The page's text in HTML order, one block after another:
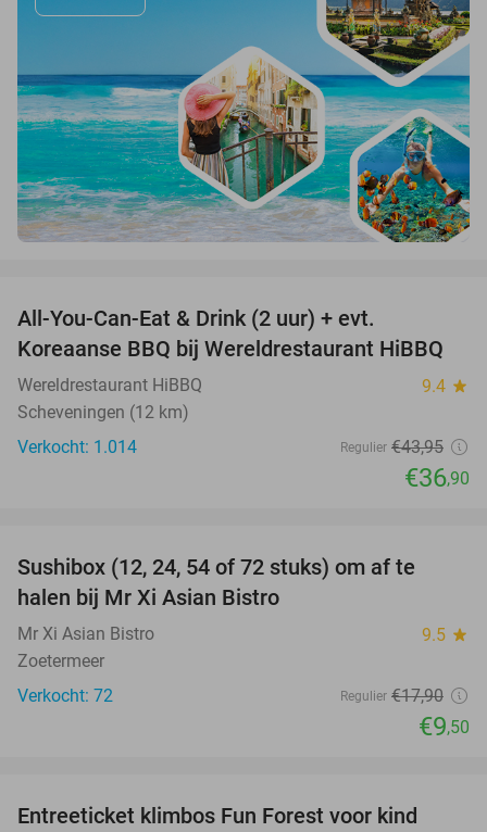
All-You-Can-Eat & Drink (2 uur) + evt.
Koreaanse BBQ bij Wereldrestaurant HiBBQ
Wereldrestaurant HiBBQ 9.4 star
Scheveningen (12 km)
Verkocht: 1.014
Regulier €43,95
€36,90
Sushibox (12, 24, 54 of 72 stuks) om af te
halen bij Mr Xi Asian Bistro
Mr Xi Asian Bistro 9.5 star
Zoetermeer
Verkocht: 72
Regulier €17,90
€9,50
Entreeticket klimbos Fun Forest voor kind